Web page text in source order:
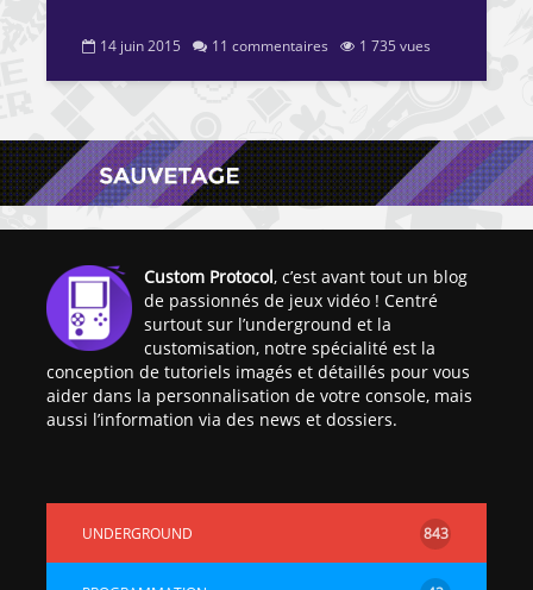
14 juin 2015 11 commentaires 1 735 vues
Custom Protocol, c’est avant tout un blog
de passionnés de jeux vidéo ! Centré
surtout sur l’underground et la
customisation, notre spécialité est la
conception de tutoriels imagés et détaillés pour vous
aider dans la personnalisation de votre console, mais
aussi l’information via des news et dossiers.
UNDERGROUND 843